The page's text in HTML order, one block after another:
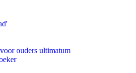
ouders ultimatum